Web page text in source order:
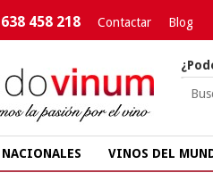
458 218 Contactar Blog
VINOS DEL